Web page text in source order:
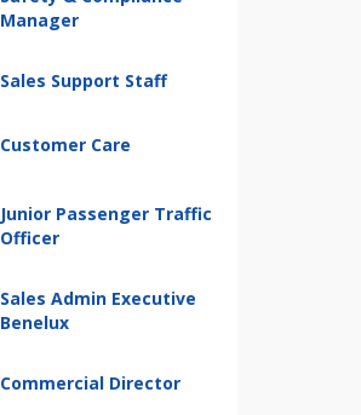
Manager
Sales Support Staff
Customer Care
Junior Passenger Traffic
Officer
Sales Admin Executive
Benelux
Commercial Director